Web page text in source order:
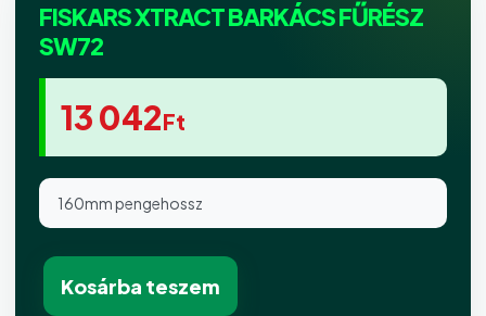
FISKARS XTRACT BARKÁCS FŰRÉSZ
SW72
13 042Ft
160mm pengehossz
Kosárba teszem